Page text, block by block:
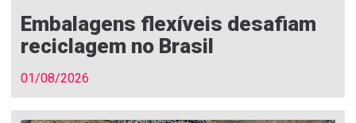
Embalagens flexíveis desafiam
reciclagem no Brasil
01/08/2026